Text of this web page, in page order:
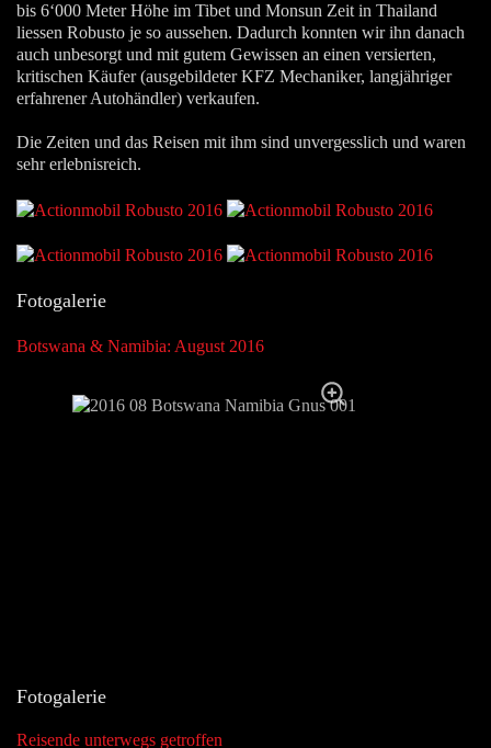
bis 6‘000 Meter Höhe im Tibet und Monsun Zeit in Thailand
liessen Robusto je so aussehen. Dadurch konnten wir ihn danach
auch unbesorgt und mit gutem Gewissen an einen versierten,
kritischen Käufer (ausgebildeter KFZ Mechaniker, langjähriger
erfahrener Autohändler) verkaufen.
Die Zeiten und das Reisen mit ihm sind unvergesslich und waren
sehr erlebnisreich.
Fotogalerie
Botswana & Namibia: August 2016
Fotogalerie
Reisende unterwegs getroffen